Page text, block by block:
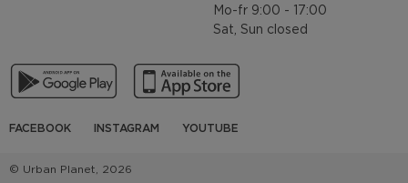
Mo-fr 9:00 - 17:00
Sat, Sun closed
FACEBOOK INSTAGRAM YOUTUBE
© Urban Planet, 2026